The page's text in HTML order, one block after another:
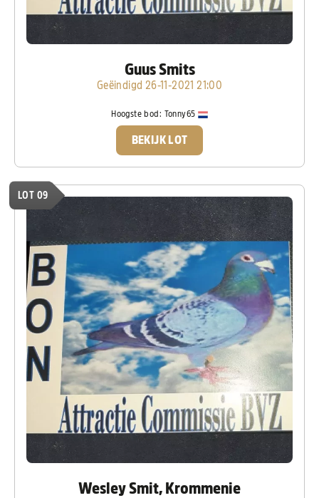
Guus Smits
Geëindigd 26-11-2021 21:00
Hoogste bod: Tonny65
BEKIJK LOT
LOT 09
Wesley Smit, Krommenie